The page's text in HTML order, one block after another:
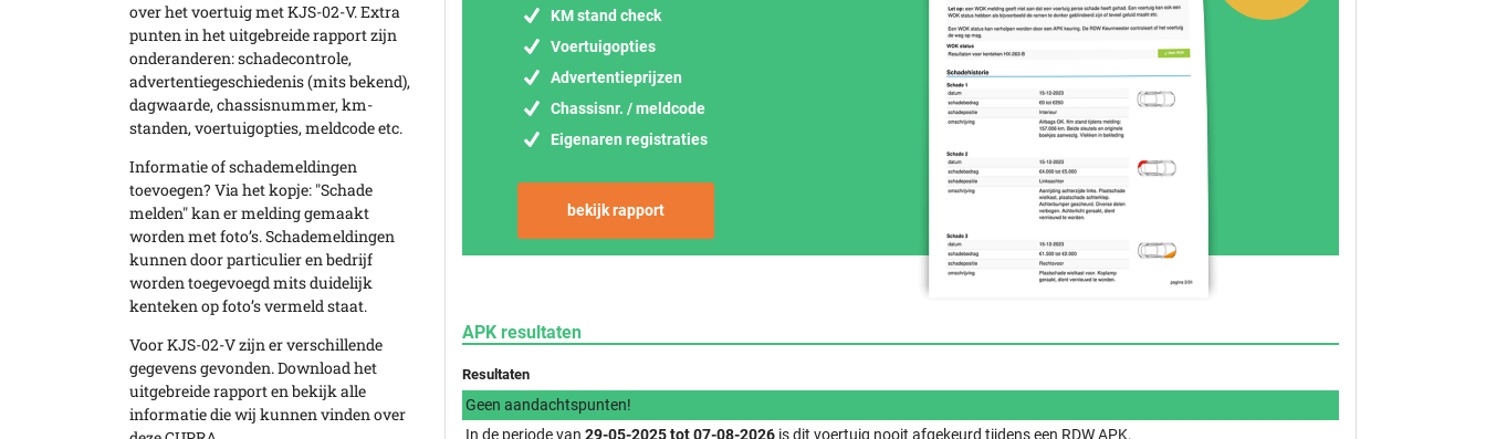
over het voertuig met KJS-02-V. Extra
punten in het uitgebreide rapport zijn
onderanderen: schadecontrole,
advertentiegeschiedenis (mits bekend),
dagwaarde, chassisnummer, km-
standen, voertuigopties, meldcode etc.
Informatie of schademeldingen
toevoegen? Via het kopje: "Schade
melden" kan er melding gemaakt
worden met foto’s. Schademeldingen
kunnen door particulier en bedrijf
worden toegevoegd mits duidelijk
kenteken op foto’s vermeld staat.
Voor KJS-02-V zijn er verschillende
gegevens gevonden. Download het
uitgebreide rapport en bekijk alle
informatie die wij kunnen vinden over
KM stand check
Voertuigopties
Advertentieprijzen
Chassisnr. / meldcode
Eigenaren registraties
bekijk rapport
APK resultaten
Resultaten
Geen aandachtspunten!
In de periode van 29-05-2025 tot 07-08-2026 is dit voertuig nooit afgekeurd tijdens een RDW APK.